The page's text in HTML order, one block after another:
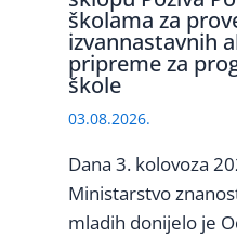
školama za
izvannastavnih
pripreme za
škole
03.08.2026.
Dana 3. kolovoza
Ministarstvo
mladih donijelo je